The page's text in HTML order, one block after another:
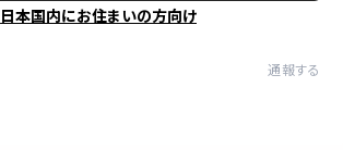
日本国内にお住まいの方向け
通報する